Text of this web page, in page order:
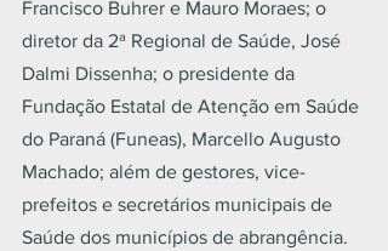
Francisco Buhrer e Mauro Moraes; o
diretor da 2ª Regional de Saúde, José
Dalmi Dissenha; o presidente da
Fundação Estatal de Atenção em Saúde
do Paraná (Funeas), Marcello Augusto
Machado; além de gestores, vice-
prefeitos e secretários municipais de
Saúde dos municípios de abrangência.